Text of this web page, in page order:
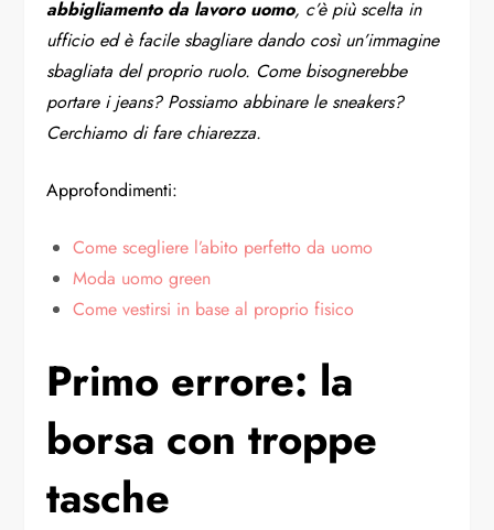
abbigliamento da lavoro uomo, c’è più scelta in
ufficio ed è facile sbagliare dando così un’immagine
sbagliata del proprio ruolo. Come bisognerebbe
portare i jeans? Possiamo abbinare le sneakers?
Cerchiamo di fare chiarezza.
Approfondimenti:
Come scegliere l’abito perfetto da uomo
Moda uomo green
Come vestirsi in base al proprio fisico
Primo errore: la
borsa con troppe
tasche